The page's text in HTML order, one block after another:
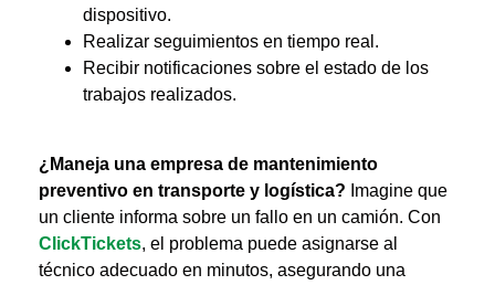
dispositivo.
Realizar seguimientos en tiempo real.
Recibir notificaciones sobre el estado de los
trabajos realizados.
¿Maneja una empresa de mantenimiento
preventivo en transporte y logística? Imagine que
un cliente informa sobre un fallo en un camión. Con
ClickTickets, el problema puede asignarse al
técnico adecuado en minutos, asegurando una